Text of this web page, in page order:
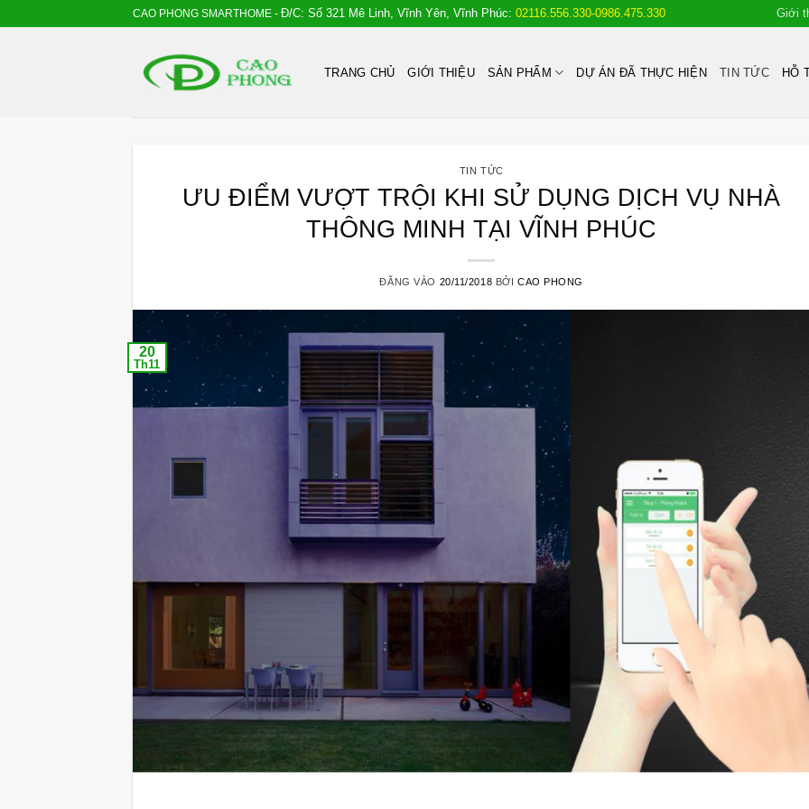
CAO PHONG SMARTHOME - Đ/C: Số 321 Mê Linh, Vĩnh Yên, Vĩnh Phúc: 02116.556.330-0986.475.330 Giới
TRANG CHỦ GIỚI THIỆU SẢN PHẨM DỰ ÁN ĐÃ THỰC HIỆN TIN TỨC HỖ
TIN TỨC
ƯU ĐIỂM VƯỢT TRỘI KHI SỬ DỤNG DỊCH VỤ NHÀ
THÔNG MINH TẠI VĨNH PHÚC
ĐĂNG VÀO 20/11/2018 BỞI CAO PHONG
20
Th11